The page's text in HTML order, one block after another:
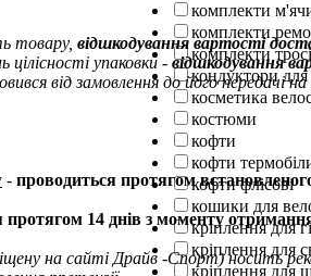
комплекти
комплекти
комплекти
кондуктори
косметика
костюми
кофти
кофти
кофти флісові
кошики для
кріплення для
кріплення для
кріплення для
товару, відшкодування вартості
упаковки - відшкодування
від замовлення до його передачі
- проводиться протягом
протягом 14 днів з моменту
на сайті Драйв -Спорт) носить